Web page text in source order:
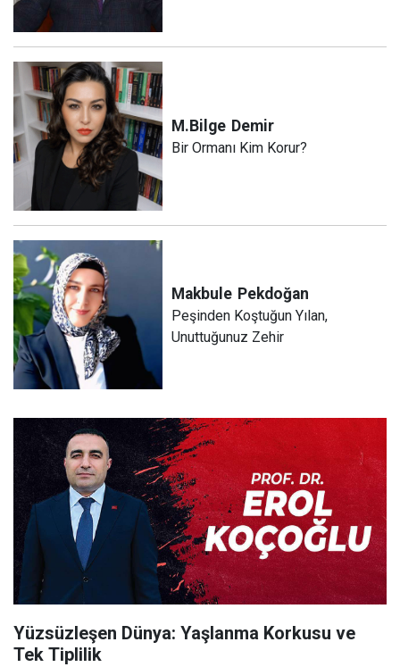
M.Bilge Demir
Bir Ormanı Kim Korur?
Makbule Pekdoğan
Peşinden Koştuğun Yılan,
Unuttuğunuz Zehir
Yüzsüzleşen Dünya: Yaşlanma Korkusu ve
Tek Tiplilik